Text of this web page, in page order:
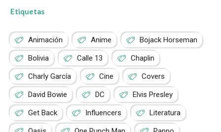
Etiquetas
Animación Anime Bojack Horseman
Bolivia Calle 13 Chaplin
Charly García Cine Covers
David Bowie DC Elvis Presley
Get Back Influencers Literatura